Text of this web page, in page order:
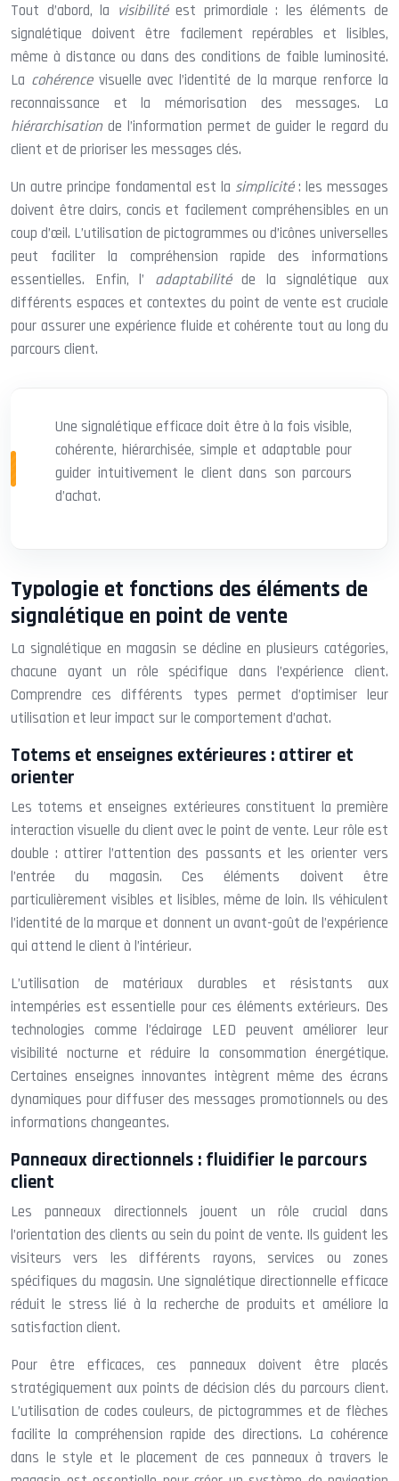
Tout d’abord, la visibilitéest primordiale : les éléments de
signalétique doivent être facilement repérables et lisibles,
même à distance ou dans des conditions de faible luminosité.
La cohérence visuelle avec l’identité de la marque renforce la
reconnaissance et la mémorisation des messages. La
hiérarchisation de l’information permet de guider le regard du
client et de prioriser les messages clés.
Un autre principe fondamental est la simplicité: les messages
doivent être clairs, concis et facilement compréhensibles en un
coup d’œil. L’utilisation de pictogrammes ou d’icônes universelles
peut faciliter la compréhension rapide des informations
essentielles. Enfin, l’ adaptabilitéde la signalétique aux
différents espaces et contextes du point de vente est cruciale
pour assurer une expérience fluide et cohérente tout au long du
parcours client.
Une signalétique efficace doit être à la fois visible,
cohérente, hiérarchisée, simple et adaptable pour
guider intuitivement le client dans son parcours
d’achat.
Typologie et fonctions des éléments de
signalétique en point de vente
La signalétique en magasin se décline en plusieurs catégories,
chacune ayant un rôle spécifique dans l’expérience client.
Comprendre ces différents types permet d’optimiser leur
utilisation et leur impact sur le comportement d’achat.
Totems et enseignes extérieures : attirer et
orienter
Les totems et enseignes extérieures constituent la première
interaction visuelle du client avec le point de vente. Leur rôle est
double : attirer l’attention des passants et les orienter vers
l’entrée du magasin. Ces éléments doivent être
particulièrement visibles et lisibles, même de loin. Ils véhiculent
l’identité de la marque et donnent un avant-goût de l’expérience
qui attend le client à l’intérieur.
L’utilisation de matériaux durables et résistants aux
intempéries est essentielle pour ces éléments extérieurs. Des
technologies comme l’éclairage LED peuvent améliorer leur
visibilité nocturne et réduire la consommation énergétique.
Certaines enseignes innovantes intègrent même des écrans
dynamiques pour diffuser des messages promotionnels ou des
informations changeantes.
Panneaux directionnels : fluidifier le parcours
client
Les panneaux directionnels jouent un rôle crucial dans
l’orientation des clients au sein du point de vente. Ils guident les
visiteurs vers les différents rayons, services ou zones
spécifiques du magasin. Une signalétique directionnelle efficace
réduit le stress lié à la recherche de produits et améliore la
satisfaction client.
Pour être efficaces, ces panneaux doivent être placés
stratégiquement aux points de décision clés du parcours client.
L’utilisation de codes couleurs, de pictogrammes et de flèches
facilite la compréhension rapide des directions. La cohérence
dans le style et le placement de ces panneaux à travers le